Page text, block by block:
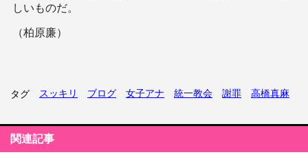
しいものだ。
（柏原廉）
タグ スッキリ ブログ 女子アナ 統一教会 謝罪 高橋真麻
関連記事